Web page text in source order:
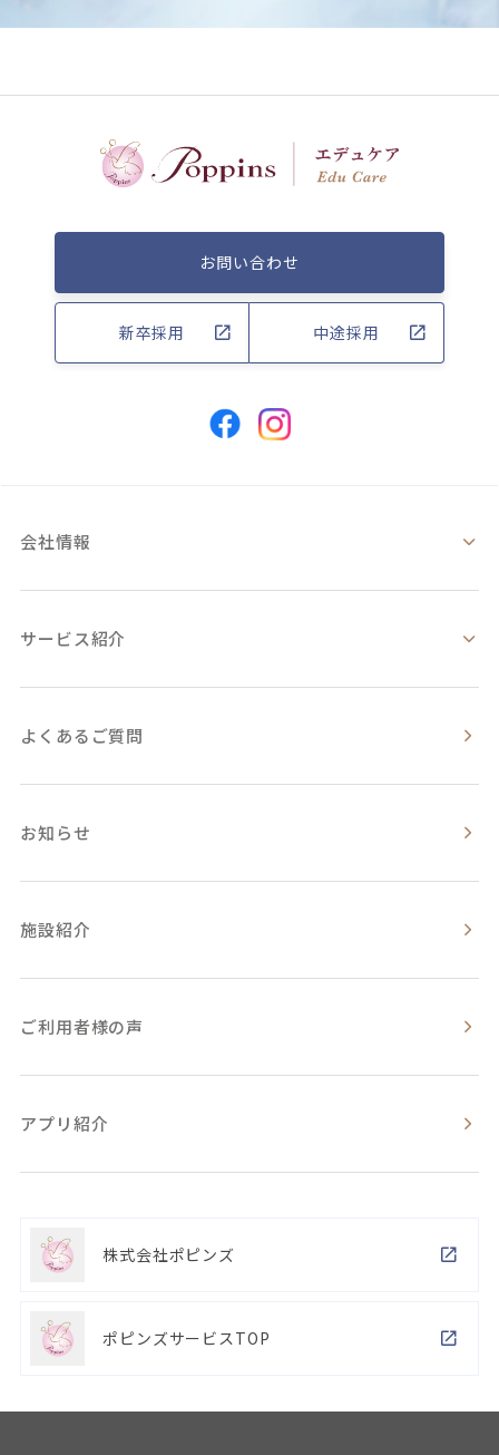
お問い合わせ
新卒採用 中途採用
会社情報
サービス紹介
よくあるご質問
お知らせ
施設紹介
ご利用者様の声
アプリ紹介
株式会社ポピンズ
ポピンズサービスTOP